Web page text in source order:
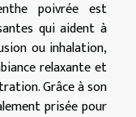
poivrée est
qui aident à
ou inhalation,
relaxante et
Grâce à son
prisée pour